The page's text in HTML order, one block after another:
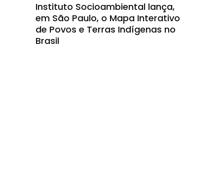
Instituto Socioambiental lança,
em São Paulo, o Mapa Interativo
de Povos e Terras Indígenas no
Brasil